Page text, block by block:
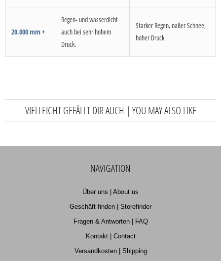
20.000 mm +
Regen- und wasserdicht
auch bei sehr hohem
Druck.
Starker Regen, naßer Schnee,
hoher Druck.
VIELLEICHT GEFÄLLT DIR AUCH | YOU MAY ALSO LIKE
NAVIGATION
Über uns | About us
Geschäft finden | Storefinder
Fragen & Antworten | FAQ
Kontakt | Contact
Versandkosten | Shipping